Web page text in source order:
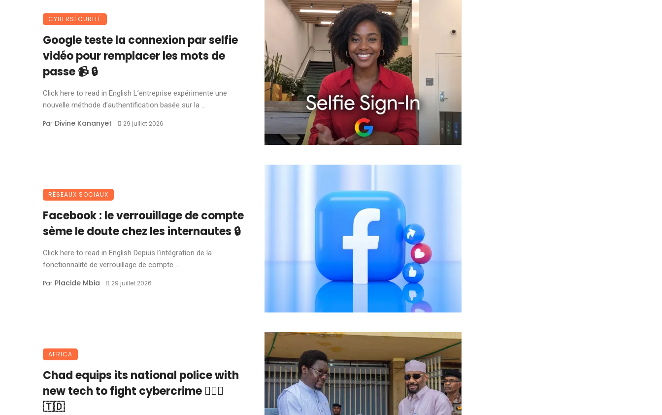
CYBERSÉCURITÉ
Google teste la connexion par selfie
vidéo pour remplacer les mots de
passe 📹 🔒
Click here to read in English L’entreprise expérimente une
nouvelle méthode d’authentification basée sur la ...
Par Divine Kananyet 29 juillet 2026
RÉSEAUX SOCIAUX
Facebook : le verrouillage de compte
sème le doute chez les internautes 🔒
Click here to read in English Depuis l’intégration de la
fonctionnalité de verrouillage de compte ...
Par Placide Mbia 29 juillet 2026
AFRICA
Chad equips its national police with
new tech to fight cybercrime 👮🏽‍♂️
🇹🇩